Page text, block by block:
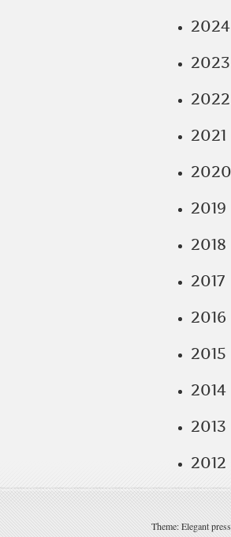
2024
2023
2022
2021
2020
2019
2018
2017
2016
2015
2014
2013
2012
Theme: Elegant